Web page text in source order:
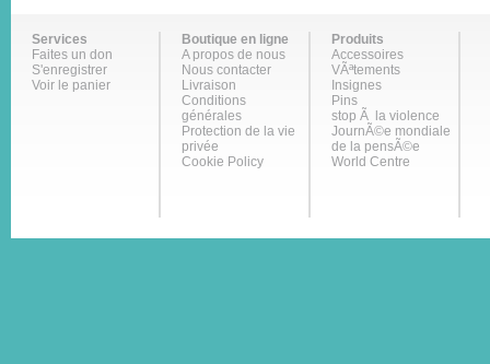
Services
Faites un don
S'enregistrer
Voir le panier
Boutique en ligne
A propos de nous
Nous contacter
Livraison
Conditions
générales
Protection de la vie
privée
Cookie Policy
Produits
Accessoires
VÃªtements
Insignes
Pins
stop Ã la violence
JournÃ©e mondiale
de la pensÃ©e
World Centre